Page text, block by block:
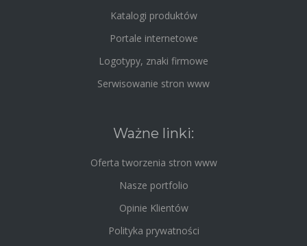
Katalogi produktów
Portale internetowe
Logotypy, znaki firmowe
Serwisowanie stron www
Ważne linki:
Oferta tworzenia stron www
Nasze portfolio
Opinie Klientów
Polityka prywatności